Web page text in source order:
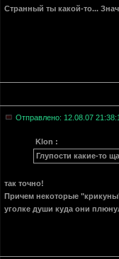
Странный ты какой-то...
Отправлено: 12.08.07
Klon :
Глупости какие-то
так точно!
Причем некоторые "крикуны"
уголке души куда они